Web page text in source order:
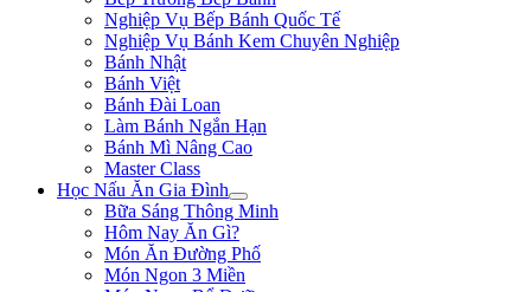
Nghiệp Vụ Bếp Bánh Quốc Tế
Nghiệp Vụ Bánh Kem Chuyên Nghiệp
Bánh Nhật
Bánh Việt
Bánh Đài Loan
Làm Bánh Ngắn Hạn
Bánh Mì Nâng Cao
Master Class
Học Nấu Ăn Gia Đình
Bữa Sáng Thông Minh
Hôm Nay Ăn Gì?
Món Ăn Đường Phố
Món Ngon 3 Miền